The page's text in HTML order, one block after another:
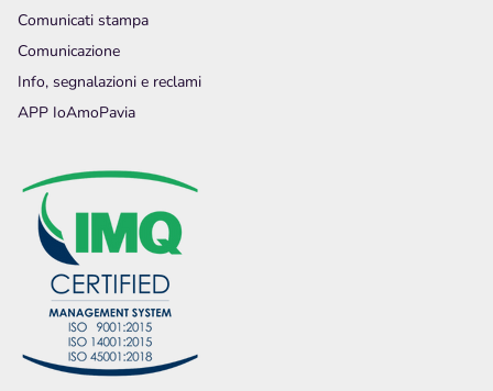
Comunicati stampa
Comunicazione
Info, segnalazioni e reclami
APP IoAmoPavia